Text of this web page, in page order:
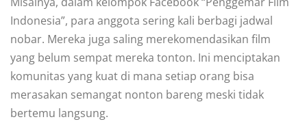
Indonesia”, para anggota sering kali berbagi jadwal
nobar. Mereka juga saling merekomendasikan film
yang belum sempat mereka tonton. Ini menciptakan
komunitas yang kuat di mana setiap orang bisa
merasakan semangat nonton bareng meski tidak
bertemu langsung.